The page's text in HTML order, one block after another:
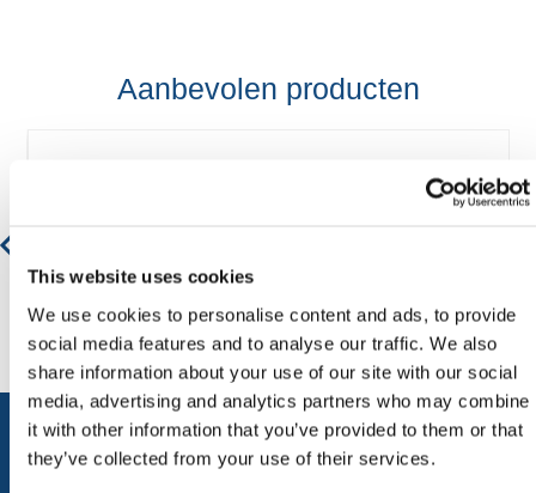
This website uses cookies
We use cookies to personalise content and ads, to provide
social media features and to analyse our traffic. We also
share information about your use of our site with our social
media, advertising and analytics partners who may combine
it with other information that you’ve provided to them or that
they’ve collected from your use of their services.
Aanbevolen producten